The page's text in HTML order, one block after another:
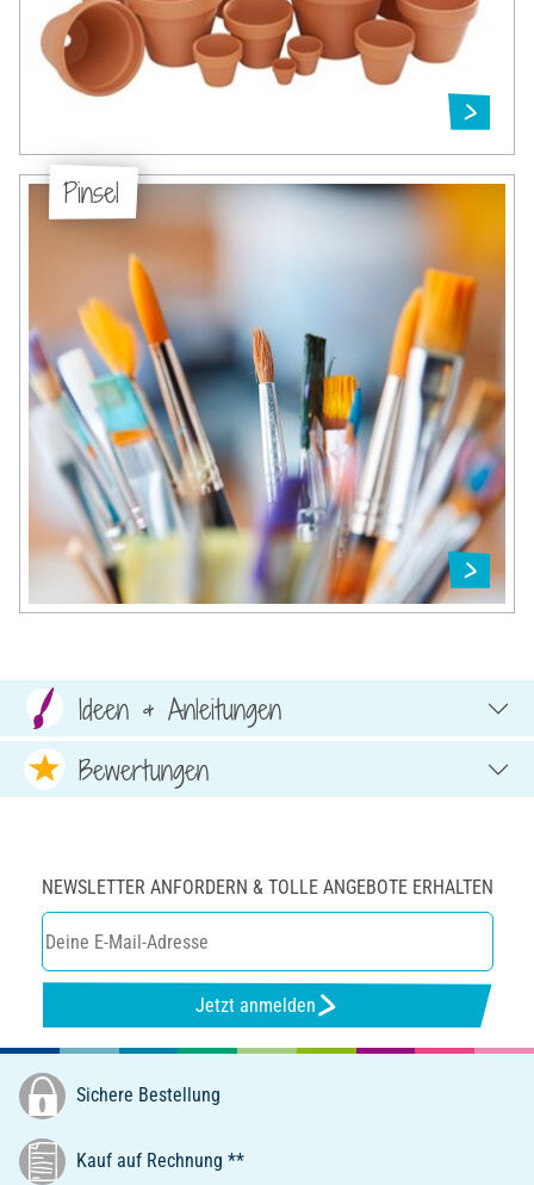
Pinsel
Ideen & Anleitungen
Bewertungen
NEWSLETTER ANFORDERN & TOLLE ANGEBOTE ERHALTEN
Jetzt anmelden
Sichere Bestellung
Kauf auf Rechnung **